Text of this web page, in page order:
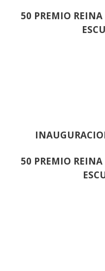
50 PREMIO
50 PREMIO